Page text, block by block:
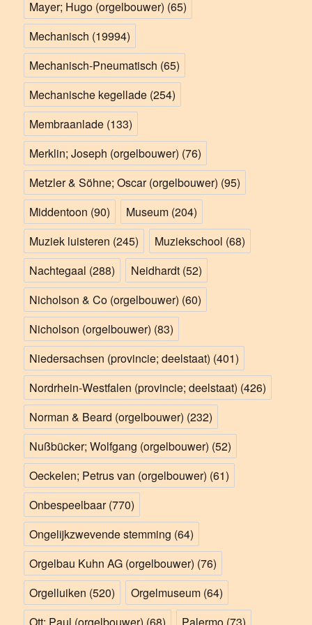
Mayer; Hugo (orgelbouwer) (65)
Mechanisch (19994)
Mechanisch-Pneumatisch (65)
Mechanische kegellade (254)
Membraanlade (133)
Merklin; Joseph (orgelbouwer) (76)
Metzler & Söhne; Oscar (orgelbouwer) (95)
Middentoon (90) Museum (204)
Muziek luisteren (245) Muziekschool (68)
Nachtegaal (288) Neidhardt (52)
Nicholson & Co (orgelbouwer) (60)
Nicholson (orgelbouwer) (83)
Niedersachsen (provincie; deelstaat) (401)
Nordrhein-Westfalen (provincie; deelstaat) (426)
Norman & Beard (orgelbouwer) (232)
Nußbücker; Wolfgang (orgelbouwer) (52)
Oeckelen; Petrus van (orgelbouwer) (61)
Onbespeelbaar(770)
Ongelijkzwevende stemming (64)
Orgelbau Kuhn AG (orgelbouwer) (76)
Orgelluiken (520) Orgelmuseum (64)